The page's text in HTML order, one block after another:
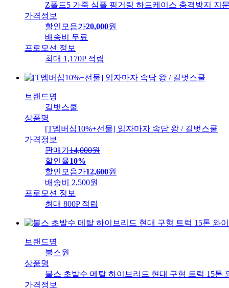
Z폴드5 가죽 심플 핑거링 하드케이스 충격방지 지
가격정보
할인모음가20,000원
배송비
무료
프로모션 정보
최대 1,170P 적립
브랜드명
길벗스쿨
상품명
[T멤버십10%+선물] 읽자마자 속담 왕 / 길벗스쿨
가격정보
판매가14,000원
할인율10%
할인모음가12,600원
배송비
2,500원
프로모션 정보
최대 800P 적립
브랜드명
불스원
상품명
불스 초발수 메탈 하이브리드 현대 구형 트럭 15톤
가격정보